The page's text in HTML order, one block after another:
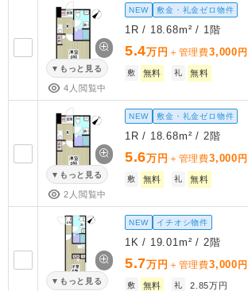
もっと見る
4人閲覧中
NEW 敷金・礼金ゼロ物件
1R / 18.68m² / 1階
5.4万円 ＋管理費3,000 円
敷 無料 礼 無料
もっと見る
2人閲覧中
NEW 敷金・礼金ゼロ物件
1R / 18.68m² / 2階
5.6万円 ＋管理費3,000 円
敷 無料 礼 無料
もっと見る
NEW イチオシ物件
1K / 19.01m² / 2階
5.7万円 ＋管理費3,000 円
敷 無料 礼 2.85万円